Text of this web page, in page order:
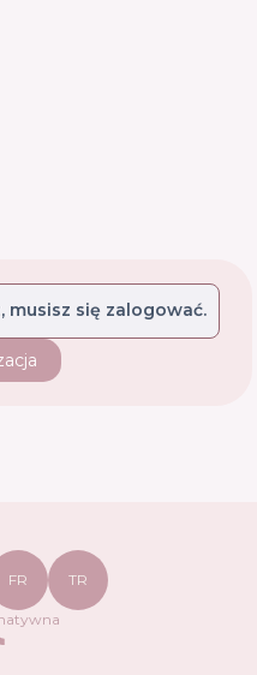
się zalogować.
FR TR